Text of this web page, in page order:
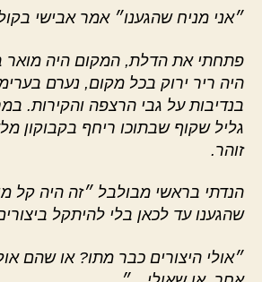
״אני מניח שהגענו״ אמר אבישי
פתחתי את הדלת, המקום היה מואר
היה ריר ירוק בכל מקום, נערם
בנדיבות על גבי הרצפה והקירות.
גליל שקוף שבתוכו ריחף בקבוקון
זוהר.
הנדתי בראשי מבולבל ״זה היה קל
שהגענו עד לכאן בלי להיתקל
״אולי היצורים כבר מתו? או שהם